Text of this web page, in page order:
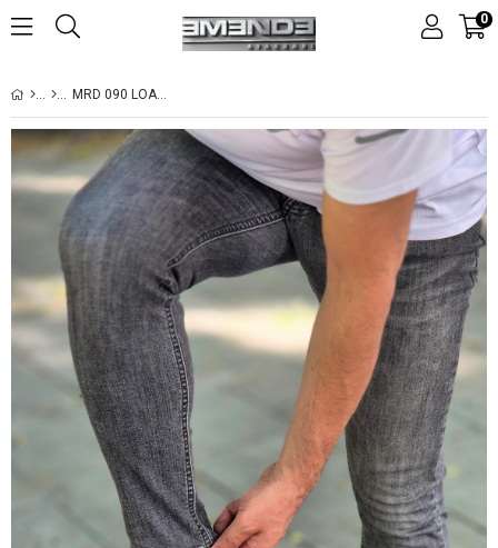
0
MRD 090 LOAFER TOKALI HAKIKI DERI YUMŞAK KAHVERENGI ROK ERKEK AYAKKABISI